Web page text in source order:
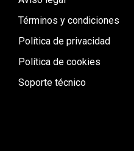
Términos y condiciones
Política de privacidad
Política de cookies
Soporte técnico